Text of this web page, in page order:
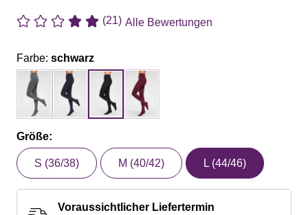
(21) Alle Bewertungen
Farbe: schwarz
Größe:
S (36/38) M (40/42) L (44/46)
Voraussichtlicher Liefertermin